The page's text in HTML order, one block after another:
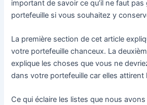
important de savoir ce qu’il ne faut
portefeuille si vous souhaitez y
La première section de cet article
votre portefeuille chanceux. La
explique les choses que vous ne
dans votre portefeuille car elles attirent
Ce qui éclaire les listes que nous